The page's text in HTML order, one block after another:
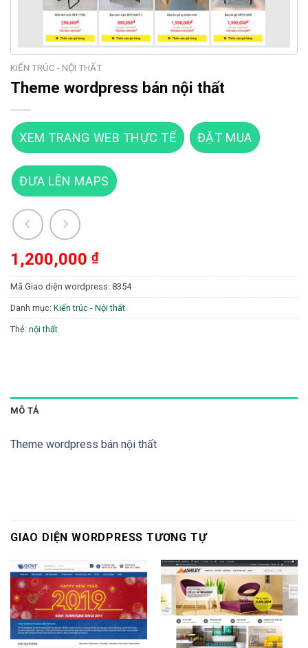
KIẾN TRÚC - NỘI THẤT
Theme wordpress bán nội thất
XEM TRANG WEB THỰC TẾ ĐẶT MUA
ĐƯA LÊN MAPS
1,200,000 ₫
Mã Giao diện wordpress: 8354
Danh mục: Kiến trúc - Nội thất
Thẻ: nội thất
MÔ TẢ
Theme wordpress bán nội thất
GIAO DIỆN WORDPRESS TƯƠNG TỰ